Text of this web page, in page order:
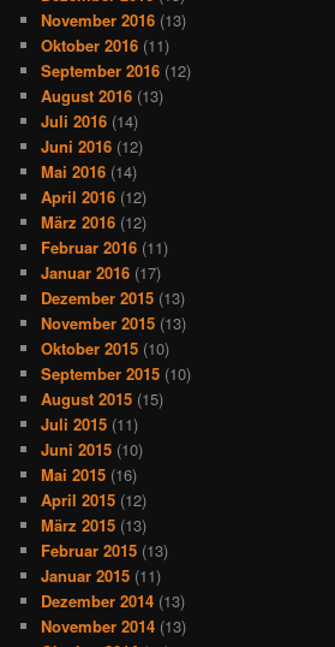
November 2016 (13)
Oktober 2016 (11)
September 2016 (12)
August 2016 (13)
Juli 2016 (14)
Juni 2016 (12)
Mai 2016 (14)
April 2016 (12)
März 2016 (12)
Februar 2016 (11)
Januar 2016 (17)
Dezember 2015 (13)
November 2015 (13)
Oktober 2015 (10)
September 2015 (10)
August 2015 (15)
Juli 2015 (11)
Juni 2015 (10)
Mai 2015 (16)
April 2015 (12)
März 2015 (13)
Februar 2015 (13)
Januar 2015 (11)
Dezember 2014 (13)
November 2014 (13)